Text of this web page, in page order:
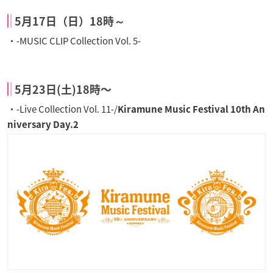
5月17日（日）18時～
・‐MUSIC CLIP Collection Vol. 5‐
5月23日(土)18時〜
・‐Live Collection Vol. 11‐/ Kiramune Music Festival 10th An
niversary Day.2